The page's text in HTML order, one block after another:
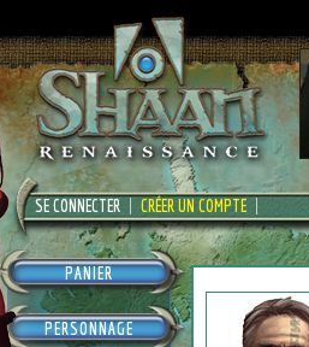
SE CONNECTER CRÉER UN COMPTE
PANIER
PERSONNAGE